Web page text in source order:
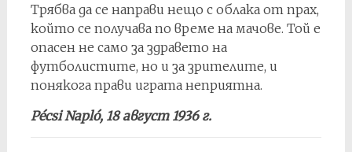
Трябва да се направи нещо с облака от прах,
който се получава по време на мачове. Той е
опасен не само за здравето на
футболистите, но и за зрителите, и
понякога прави играта неприятна.
Pécsi Napló, 18 август 1936 г.